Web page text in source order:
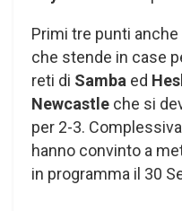
Primi tre punti anche
che stende in case
reti di Samba ed
Newcastle che si
per 2-3.
hanno convinto a
in programma il 30